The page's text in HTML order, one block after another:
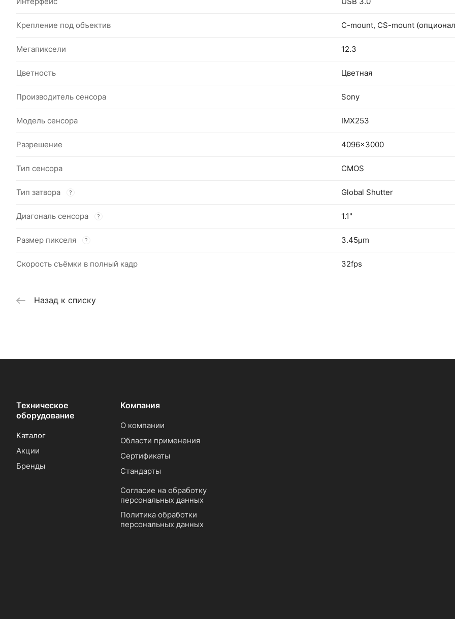
Крепление под объектив C-mount, CS-mount
Мегапиксели 12.3
Цветность Цветная
Производитель сенсора Sony
Модель сенсора IMX253
Разрешение 4096x3000
Тип сенсора CMOS
Тип затвора ? Global Shutter
Диагональ сенсора ? 1.1"
Размер пикселя ? 3.45μm
Скорость съёмки в полный кадр 32fps
Назад к списку
Техническое
оборудование
Каталог
Акции
Бренды
Компания
О компании
Области применения
Сертификаты
Стандарты
Согласие на обработку
персональных данных
Политика обработки
персональных данных